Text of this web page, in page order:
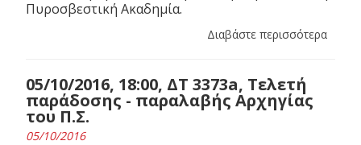
Πυροσβεστική Ακαδημία.
Διαβάστε περισσότερα
05/10/2016, 18:00, ΔΤ 3373a, Τελετή
παράδοσης - παραλαβής Αρχηγίας
του Π.Σ.
05/10/2016